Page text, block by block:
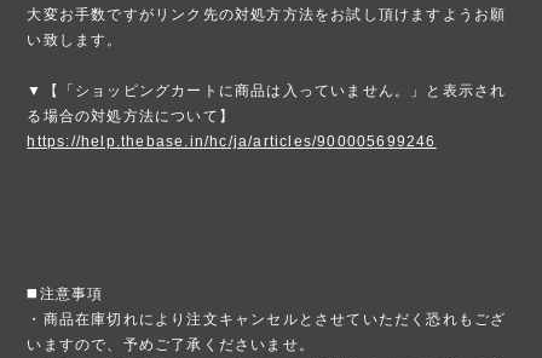
大変お手数ですがリンク先の対処方方法をお試し頂けますようお願
い致します。
▼【「ショッピングカートに商品は入っていません。」と表示され
る場合の対処方法について】
https://help.thebase.in/hc/ja/articles/900005699246
◼️注意事項
・商品在庫切れにより注文キャンセルとさせていただく恐れもござ
いますので、予めご了承くださいませ。